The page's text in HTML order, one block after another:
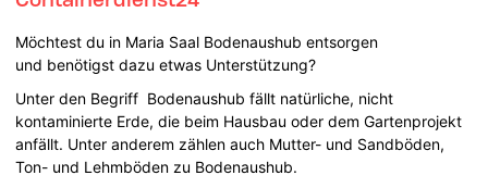
Möchtest du in Maria Saal Bodenaushub entsorgen
und benötigst dazu etwas Unterstützung?
Unter den Begriff Bodenaushub fällt natürliche, nicht
kontaminierte Erde, die beim Hausbau oder dem Gartenprojekt
anfällt. Unter anderem zählen auch Mutter- und Sandböden,
Ton- und Lehmböden zu Bodenaushub.